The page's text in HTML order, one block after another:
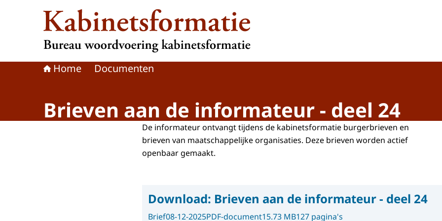
Naar de homepage van Kabinetsformatie
Home Documenten
Brieven aan de informateur - deel 24
De informateur ontvangt tijdens de kabinetsformatie burgerbrieven en
brieven van maatschappelijke organisaties. Deze brieven worden actief
openbaar gemaakt.
Download: Brieven aan de informateur - deel 24
Brief08-12-2025PDF-document15.73 MB127 pagina's